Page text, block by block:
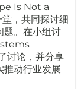
Is Not a
，共同探讨细
题。在小组讨
讨论，并分享
推动行业发展